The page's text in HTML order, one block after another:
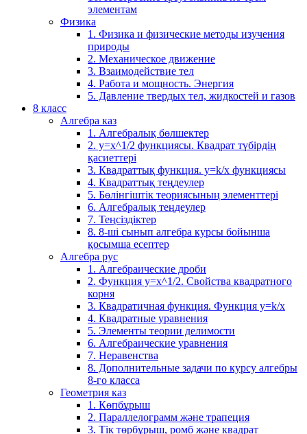
элементам
Физика
1. Физика и физические методы изучения
природы
2. Механическое движение
3. Взаимодействие тел
4. Работа и мощность. Энергия
5. Давление твердых тел, жидкостей и газов
8 класс
Алгебра каз
1. Алгебралық бөлшектер
2. у=х^1/2 функциясы. Квадрат түбірдің
қасиеттері
3. Квадраттық функция. у=k/x функциясы
4. Квадраттық теңдеулер
5. Бөлінгіштік теориясының элементтері
6. Алгебралық теңдеулер
7. Теңсіздіктер
8. 8-ші сынып алгебра курсы бойынша
қосымша есептер
Алгебра рус
1. Алгебраические дроби
2. Функция y=x^1/2. Свойства квадратного
корня
3. Квадратичная функция. Функция у=k/x
4. Квадратные уравнения
5. Элементы теории делимости
6. Алгебраические уравнения
7. Неравенства
8. Дополнительные задачи по курсу алгебры
8-го класса
Геометрия каз
1. Көпбұрыш
2. Параллелограмм және трапеция
3. Тік төрбұрыш, ромб және квадрат